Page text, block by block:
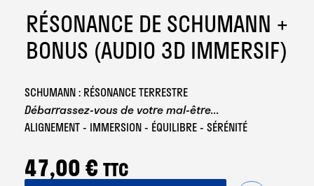
RÉSONANCE DE SCHUMANN +
BONUS (AUDIO 3D IMMERSIF)
SCHUMANN : RÉSONANCE TERRESTRE
Débarrassez-vous de votre mal-être...
ALIGNEMENT - IMMERSION - ÉQUILIBRE - SÉRÉNITÉ
47,00€ TTC